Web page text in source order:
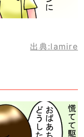
出典:lamire